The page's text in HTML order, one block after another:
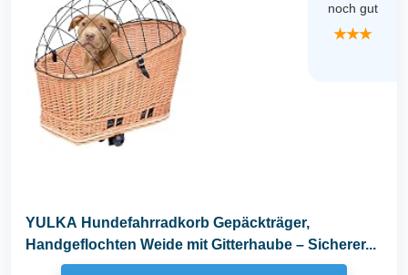
noch gut
★★★
YULKA Hundefahrradkorb Gepäckträger,
Handgeflochten Weide mit Gitterhaube – Sicherer...